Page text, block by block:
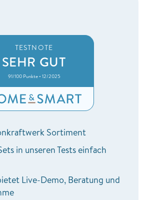
TESTNOTE
SEHR GUT
91/100 Punkte • 12/2025
Sortiment
in unseren Tests einfach
Live-Demo, Beratung und